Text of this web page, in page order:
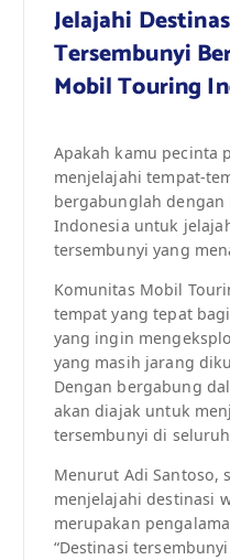
Jelajahi
Tersembunyi
Mobil Touring
Apakah kamu pecinta
menjelajahi tempat-
bergabunglah
Indonesia untuk
tersembunyi yang
Komunitas Mobil
tempat yang tepat
yang ingin
yang masih jarang
Dengan bergabung
akan diajak untuk
tersembunyi di
Menurut Adi Santoso,
menjelajahi destinasi
merupakan
“Destinasi